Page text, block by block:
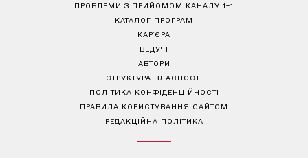
ПРОБЛЕМИ З ПРИЙОМОМ КАНАЛУ 1+1
КАТАЛОГ ПРОГРАМ
КАР’ЄРА
ВЕДУЧІ
АВТОРИ
СТРУКТУРА ВЛАСНОСТІ
ПОЛІТИКА КОНФІДЕНЦІЙНОСТІ
ПРАВИЛА КОРИСТУВАННЯ САЙТОМ
РЕДАКЦІЙНА ПОЛІТИКА